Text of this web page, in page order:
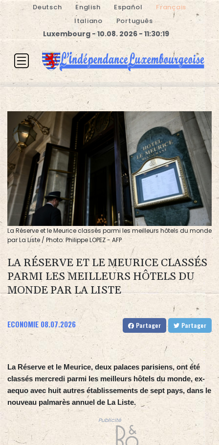
Deutsch English Español
Français
Italiano
Português
Luxembourg - 10.08. 2026 - 11:30:19
La Réserve et le Meurice classés parmi les meilleurs hôtels du monde
par La Liste / Photo: Philippe LOPEZ - AFP
LA RÉSERVE ET LE MEURICE CLASSÉS
PARMI LES MEILLEURS HÔTELS DU
MONDE PAR LA LISTE
ECONOMIE 08.07.2026 Partager Partager
La Réserve et le Meurice, deux palaces parisiens, ont été
classés mercredi parmi les meilleurs hôtels du monde, ex-
aequo avec huit autres établissements de sept pays, dans le
nouveau palmarès annuel de La Liste.
Publicité